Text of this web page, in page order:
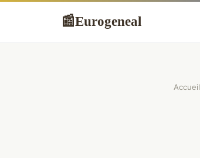
📰Eurogeneal
Accueil